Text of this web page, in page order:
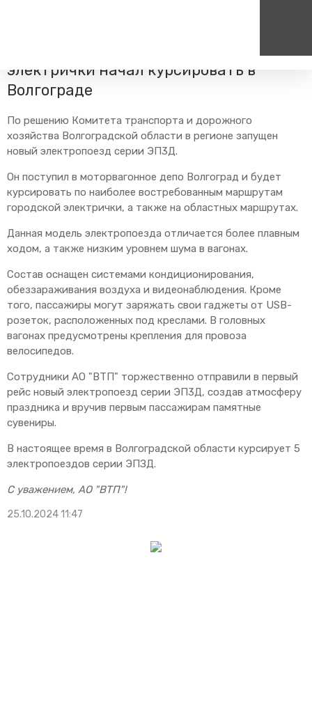
Пассажирам
Режим работы билетных
Способы оплаты проезда
Абонементные билеты
пригородных поездов
Мобильное приложение
Правила проезда
Для маломобильных
пассажиров
Групповые маршруты
Единый номер вызова экстренных служб
112
электрички начал курсировать в
Волгограде
По решению Комитета транспорта и дорожного
хозяйства Волгоградской области в регионе запущен
новый электропоезд серии ЭП3Д.
Он поступил в моторвагонное депо Волгоград и будет
курсировать по наиболее востребованным маршрутам
городской электрички, а также на областных маршрутах.
Данная модель электропоезда отличается более плавным
ходом, а также низким уровнем шума в вагонах.
Состав оснащен системами кондиционирования,
обеззараживания воздуха и видеонаблюдения. Кроме
того, пассажиры могут заряжать свои гаджеты от USB-
розеток, расположенных под креслами. В головных
вагонах предусмотрены крепления для провоза
велосипедов.
Сотрудники АО "ВТП" торжественно отправили в первый
рейс новый электропоезд серии ЭП3Д, создав атмосферу
праздника и вручив первым пассажирам памятные
сувениры.
В настоящее время в Волгоградской области курсирует 5
электропоездов серии ЭПЗД.
С уважением, АО "ВТП"!
25.10.2024 11:47